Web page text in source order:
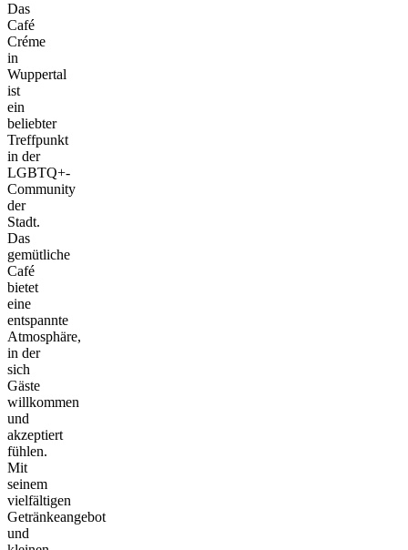
Das
Café
Créme
in
Wuppertal
ist
ein
beliebter
Treffpunkt
in der
LGBTQ+-
Community
der
Stadt.
Das
gemütliche
Café
bietet
eine
entspannte
Atmosphäre,
in der
sich
Gäste
willkommen
und
akzeptiert
fühlen.
Mit
seinem
vielfältigen
Getränkeangebot
und